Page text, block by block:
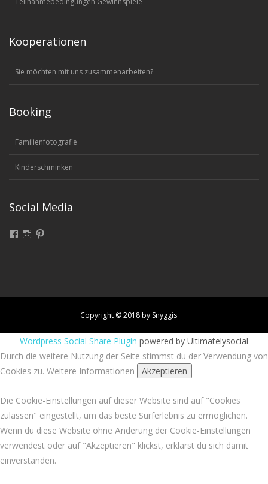
Kooperationen
Sie möchten mit uns zusammenarbeiten?
Booking
Familienfotografie
Kinderschminken
Social Media
FacebookInstagram
Copyright © 2018 by Snyggis
Wordpress Social Share Plugin powered by Ultimatelysocial
Durch die weitere Nutzung der Seite stimmst du der Verwendung von
Cookies zu. Weitere Informationen Akzeptieren
Die Cookie-Einstellungen auf dieser Website sind auf "Cookies
zulassen" eingestellt, um das beste Surferlebnis zu ermöglichen.
Wenn du diese Website ohne Änderung der Cookie-Einstellungen
verwendest oder auf "Akzeptieren" klickst, erklärst du sich damit
einverstanden.